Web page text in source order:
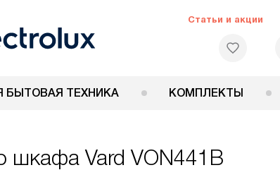
Статьи и акции
БЫТОВАЯ ТЕХНИКА КОМПЛЕКТЫ
шкафа Vard VON441B